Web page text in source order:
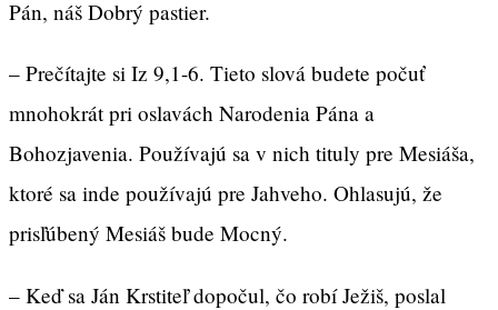
Pán, náš Dobrý pastier.
– Prečítajte si Iz 9,1-6. Tieto slová budete počuť
mnohokrát pri oslavách Narodenia Pána a
Bohozjavenia. Používajú sa v nich tituly pre Mesiáša,
ktoré sa inde používajú pre Jahveho. Ohlasujú, že
prisľúbený Mesiáš bude Mocný.
– Keď sa Ján Krstiteľ dopočul, čo robí Ježiš, poslal